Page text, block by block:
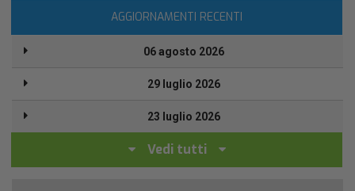
AGGIORNAMENTI RECENTI
06 agosto 2026
29 luglio 2026
23 luglio 2026
Vedi tutti